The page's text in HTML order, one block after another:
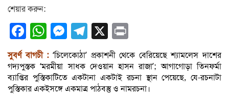
শেয়ার করুন:
Facebook
WhatsApp
Messenger
Telegram
X
সুবর্ণ বাগচী : ‘চিলেকোঠা’ প্রকাশনী থেকে বেরিয়েছে শ্যামলেস দাশের
গদ্যপুস্তক ‘মরমীয়া সাধক দেওয়ান হাসন রাজা’; আগাগোড়া তিনফর্মা
ব্যাপ্তির পুস্তিকাটিতে একটানা একটাই রচনা স্থান পেয়েছে, যে-রচনাটা
পুস্তিকার একইসঙ্গে একমাত্র পাঠবস্তু ও নামরচনা।